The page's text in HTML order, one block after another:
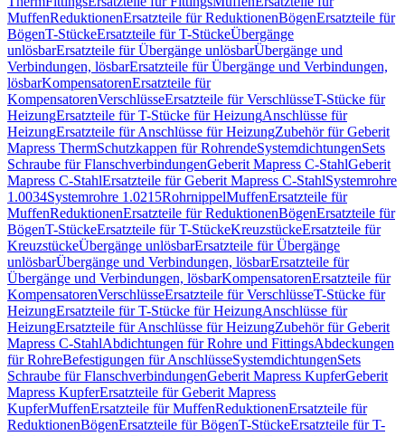
MuffenReduktionenErsatzteile für ReduktionenBögenErsatzteile für
BögenT-StückeErsatzteile für T-StückeÜbergänge
unlösbarErsatzteile für Übergänge unlösbarÜbergänge und
Verbindungen, lösbarErsatzteile für Übergänge und Verbindungen,
lösbarKompensatorenErsatzteile für
KompensatorenVerschlüsseErsatzteile für VerschlüsseT-Stücke für
HeizungErsatzteile für T-Stücke für HeizungAnschlüsse für
HeizungErsatzteile für Anschlüsse für HeizungZubehör für Geberit
Mapress ThermSchutzkappen für RohrendeSystemdichtungenSets
Schraube für FlanschverbindungenGeberit Mapress C-StahlGeberit
Mapress C-StahlErsatzteile für Geberit Mapress C-StahlSystemrohre
1.0034Systemrohre 1.0215RohrnippelMuffenErsatzteile für
MuffenReduktionenErsatzteile für ReduktionenBögenErsatzteile für
BögenT-StückeErsatzteile für T-StückeKreuzstückeErsatzteile für
KreuzstückeÜbergänge unlösbarErsatzteile für Übergänge
unlösbarÜbergänge und Verbindungen, lösbarErsatzteile für
Übergänge und Verbindungen, lösbarKompensatorenErsatzteile für
KompensatorenVerschlüsseErsatzteile für VerschlüsseT-Stücke für
HeizungErsatzteile für T-Stücke für HeizungAnschlüsse für
HeizungErsatzteile für Anschlüsse für HeizungZubehör für Geberit
Mapress C-StahlAbdichtungen für Rohre und FittingsAbdeckungen
für RohreBefestigungen für AnschlüsseSystemdichtungenSets
Schraube für FlanschverbindungenGeberit Mapress KupferGeberit
Mapress KupferErsatzteile für Geberit Mapress
KupferMuffenErsatzteile für MuffenReduktionenErsatzteile für
ReduktionenBögenErsatzteile für BögenT-StückeErsatzteile für T-